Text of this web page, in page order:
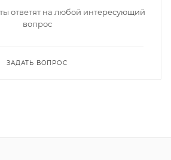
ответят на любой интересующий
вопрос
ЗАДАТЬ ВОПРОС